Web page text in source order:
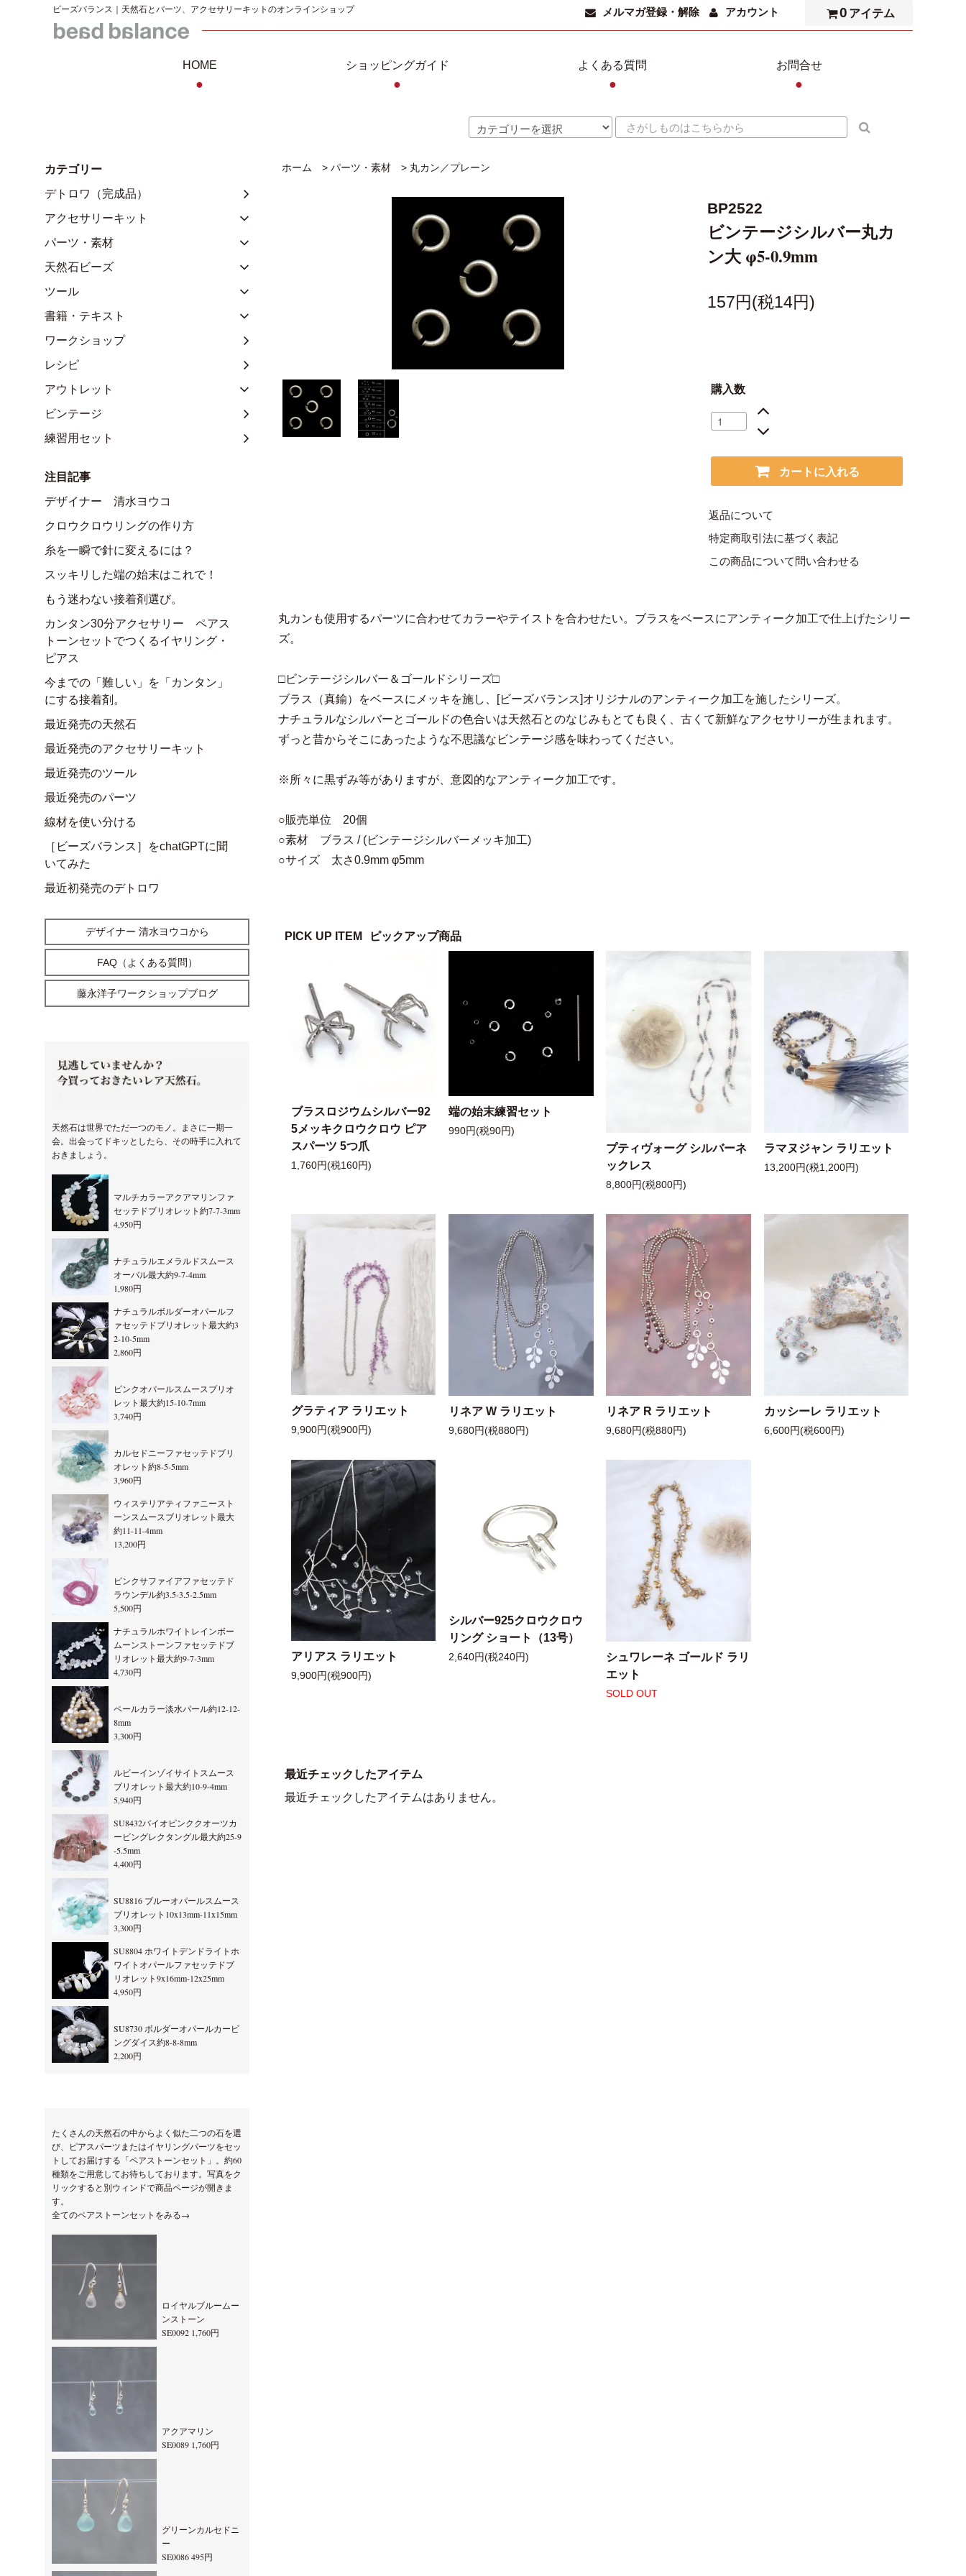
ビーズバランス｜天然石とパーツ、アクセサリーキットのオンラインショップ メルマガ登録・解除 アカウント 0 アイテム
HOME
●
ショッピングガイド
●
よくある質問
●
お問合せ
●
ホーム > パーツ・素材 > 丸カン／プレーン
BP2522
ビンテージシルバー丸カ
ン大 φ5-0.9mm
157円(税14円)
購入数
カートに入れる
返品について
特定商取引法に基づく表記
この商品について問い合わせる
丸カンも使用するパーツに合わせてカラーやテイストを合わせたい。ブラスをベースにアンティーク加工で仕上げたシリー
ズ。
□ビンテージシルバー＆ゴールドシリーズ□
ブラス（真鍮）をベースにメッキを施し、[ビーズバランス]オリジナルのアンティーク加工を施したシリーズ。
ナチュラルなシルバーとゴールドの色合いは天然石とのなじみもとても良く、古くて新鮮なアクセサリーが生まれます。
ずっと昔からそこにあったような不思議なビンテージ感を味わってください。
※所々に黒ずみ等がありますが、意図的なアンティーク加工です。
○販売単位 20個
○素材 ブラス / (ビンテージシルバーメッキ加工)
○サイズ 太さ0.9mm φ5mm
PICK UP ITEM ピックアップ商品
ブラスロジウムシルバー92
5メッキクロウクロウ ピア
スパーツ 5つ爪
1,760円(税160円)
端の始末練習セット
990円(税90円)
プティヴォーグ シルバーネ
ックレス
8,800円(税800円)
ラマヌジャン ラリエット
13,200円(税1,200円)
グラティア ラリエット
9,900円(税900円)
リネア W ラリエット
9,680円(税880円)
リネア R ラリエット
9,680円(税880円)
カッシーレ ラリエット
6,600円(税600円)
アリアス ラリエット
9,900円(税900円)
シルバー925クロウクロウ
リング ショート（13号）
2,640円(税240円)
シュワレーネ ゴールド ラリ
エット
SOLD OUT
最近チェックしたアイテム
最近チェックしたアイテムはありません。
カテゴリー
デトロワ（完成品）
アクセサリーキット
パーツ・素材
天然石ビーズ
ツール
書籍・テキスト
ワークショップ
レシピ
アウトレット
ビンテージ
練習用セット
注目記事
デザイナー 清水ヨウコ
クロウクロウリングの作り方
糸を一瞬で針に変えるには？
スッキリした端の始末はこれで！
もう迷わない接着剤選び。
カンタン30分アクセサリー ペアス
トーンセットでつくるイヤリング・
ピアス
今までの「難しい」を「カンタン」
にする接着剤。
最近発売の天然石
最近発売のアクセサリーキット
最近発売のツール
最近発売のパーツ
線材を使い分ける
［ビーズバランス］をchatGPTに聞
いてみた
最近初発売のデトロワ
デザイナー 清水ヨウコから
FAQ（よくある質問）
藤永洋子ワークショップブログ
天然石は世界でただ一つのモノ。まさに一期一
会。出会ってドキッとしたら、その時手に入れて
おきましょう。
マルチカラーアクアマリンファ
セッテドブリオレット約7-7-3mm
4,950円
ナチュラルエメラルドスムース
オーバル最大約9-7-4mm
1,980円
ナチュラルボルダーオパールフ
ァセッテドブリオレット最大約3
2-10-5mm
2,860円
ピンクオパールスムースブリオ
レット最大約15-10-7mm
3,740円
カルセドニーファセッテドブリ
オレット約8-5-5mm
3,960円
ウィステリアティファニースト
ーンスムースブリオレット最大
約11-11-4mm
13,200円
ピンクサファイアファセッテド
ラウンデル約3.5-3.5-2.5mm
5,500円
ナチュラルホワイトレインボー
ムーンストーンファセッテドブ
リオレット最大約9-7-3mm
4,730円
ペールカラー淡水パール約12-12-
8mm
3,300円
ルビーインゾイサイトスムース
ブリオレット最大約10-9-4mm
5,940円
SU8432バイオピンククオーツカ
ービングレクタングル最大約25-9
-5.5mm
4,400円
SU8816 ブルーオパールスムース
ブリオレット10x13mm-11x15mm
3,300円
SU8804 ホワイトデンドライトホ
ワイトオパールファセッテドブ
リオレット9x16mm-12x25mm
4,950円
SU8730 ボルダーオパールカービ
ングダイス約8-8-8mm
2,200円
たくさんの天然石の中からよく似た二つの石を選
び、ピアスパーツまたはイヤリングパーツをセッ
トしてお届けする「ペアストーンセット」。約60
種類をご用意してお待ちしております。写真をク
リックすると別ウィンドで商品ページが開きま
す。
全てのペアストーンセットをみる→
ロイヤルブルームー
ンストーン
SE0092 1,760円
アクアマリン
SE0089 1,760円
グリーンカルセドニ
ー
SE0086 495円